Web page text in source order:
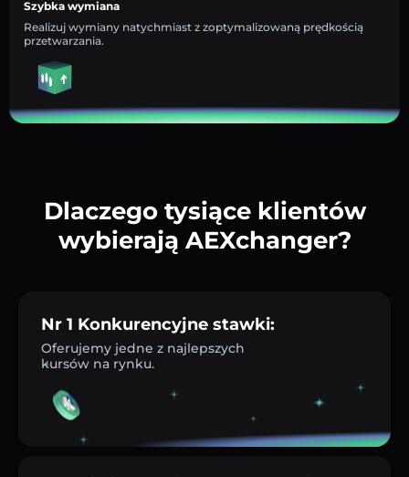
Szybka wymiana
Realizuj wymiany natychmiast z zoptymalizowaną prędkością
przetwarzania.
Dlaczego tysiące klientów
wybierają AEXchanger?
Nr 1 Konkurencyjne stawki:
Oferujemy jedne z najlepszych
kursów na rynku.